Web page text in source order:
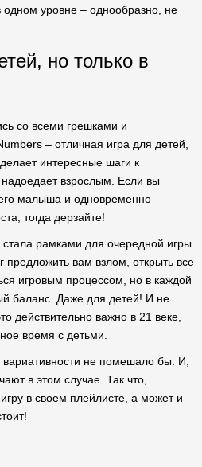
одном уровне – однообразно, не
но только в
со всеми грешками и
– отличная игра для детей,
интересные шаги к
взрослым. Если вы
малыша и одновременно
тогда дерзайте!
рамками для очередной игры
вам взлом, открыть все
игровым процессом, но в каждой
баланс. Даже для детей! И не
действительно важно в 21 веке,
время с детьми.
не помешало бы. И,
в этом случае. Так что,
в своем плейлисте, а может и